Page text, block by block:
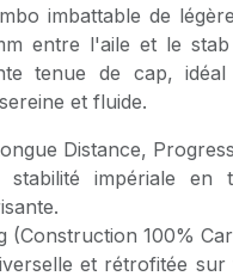
imbattable de
entre l'aile et le
tenue de cap,
et fluide.
Distance,
stabilité impériale en
(Construction 100%
et rétrofitée sur